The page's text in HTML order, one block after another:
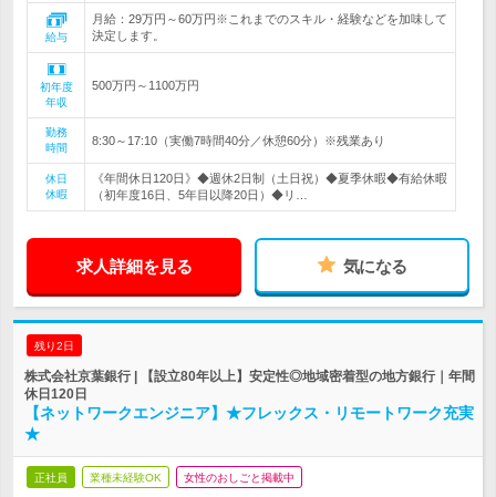
給与
月給：29万円～60万円※これまでのスキル・経験などを加味して
決定します。
初年度
年収
500万円～1100万円
勤務
時間
8:30～17:10（実働7時間40分／休憩60分）※残業あり
休日
休暇
《年間休日120日》◆週休2日制（土日祝）◆夏季休暇◆有給休暇
（初年度16日、5年目以降20日）◆リ…
求人詳細を見る 気になる
残り2日
株式会社京葉銀行 | 【設立80年以上】安定性◎地域密着型の地方銀行｜年間
休日120日
【ネットワークエンジニア】★フレックス・リモートワーク充実
★
正社員 業種未経験OK 女性のおしごと掲載中